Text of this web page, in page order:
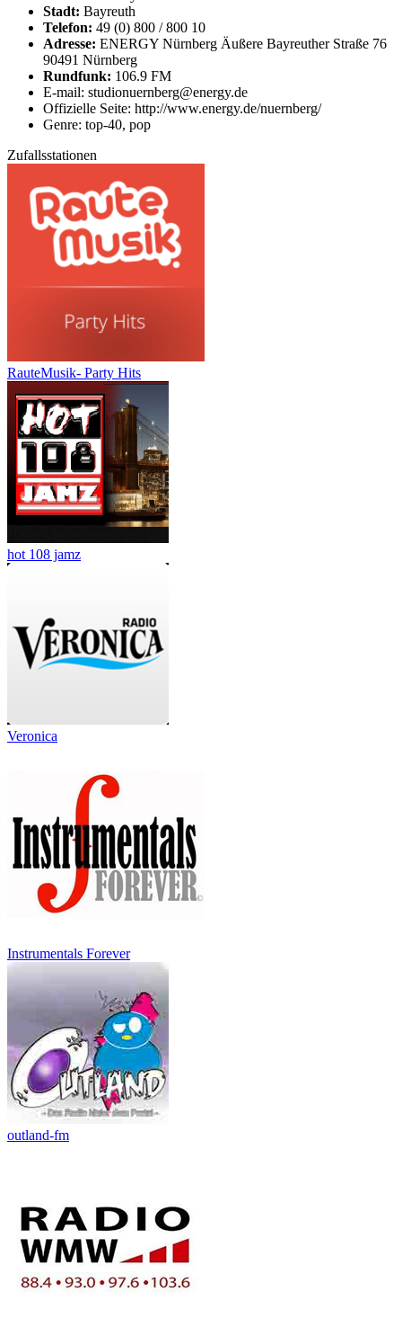
Stadt: Bayreuth
Telefon: 49 (0) 800 / 800 10
Adresse: ENERGY Nürnberg Äußere Bayreuther Straße 76
90491 Nürnberg
Rundfunk: 106.9 FM
E-mail: studionuernberg@energy.de
Offizielle Seite: http://www.energy.de/nuernberg/
Genre: top-40, pop
Zufallsstationen
RauteMusik- Party Hits
hot 108 jamz
Veronica
Instrumentals Forever
outland-fm